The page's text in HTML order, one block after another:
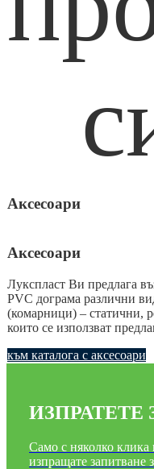
Аксесоари
Аксесоари
Лукспласт Ви предлага
PVC дограма различни
(комарници) – статични,
които се използват
към каталога с аксесоари
ИЗПРАТЕТЕ
Само с няколко клика
изпращате запитване